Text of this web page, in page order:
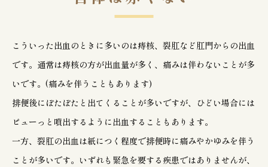
こういった出血のときに多いのは痔核、裂肛など肛門からの出血
です。通常は痔核の方が出血量が多く、痛みは伴わないことが多
いです。(痛みを伴うこともあります)
排便後にぽたぽたと出てくることが多いですが、ひどい場合には
ピューっと噴出するように出血することもあります。
一方、裂肛の出血は紙につく程度で排便時に痛みやかゆみを伴う
ことが多いです。いずれも緊急を要する疾患ではありませんが、